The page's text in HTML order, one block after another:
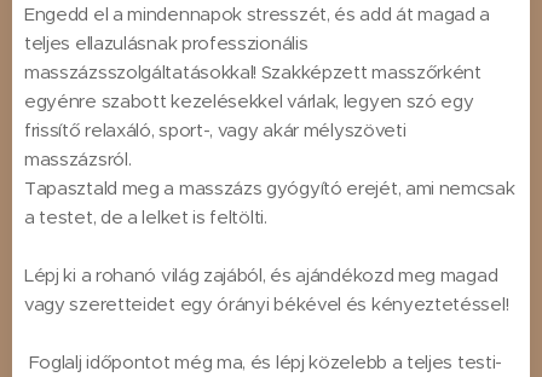
Engedd el a mindennapok stresszét, és add át magad a
teljes ellazulásnak professzionális
masszázsszolgáltatásokkal! Szakképzett masszőrként
egyénre szabott kezelésekkel várlak, legyen szó egy
frissítő relaxáló, sport-, vagy akár mélyszöveti
masszázsról.
Tapasztald meg a masszázs gyógyító erejét, ami nemcsak
a testet, de a lelket is feltölti.
Lépj ki a rohanó világ zajából, és ajándékozd meg magad
vagy szeretteidet egy órányi békével és kényeztetéssel!
Foglalj időpontot még ma, és lépj közelebb a teljes testi-